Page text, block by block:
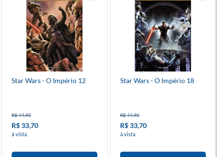
Star Wars - O Império 12
R$ 44,90
R$ 33,70
à vista
Star Wars - O Império 18
R$ 44,90
R$ 33,70
à vista